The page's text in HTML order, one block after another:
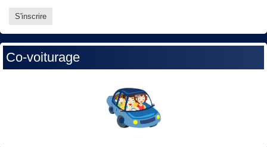
Co-voiturage